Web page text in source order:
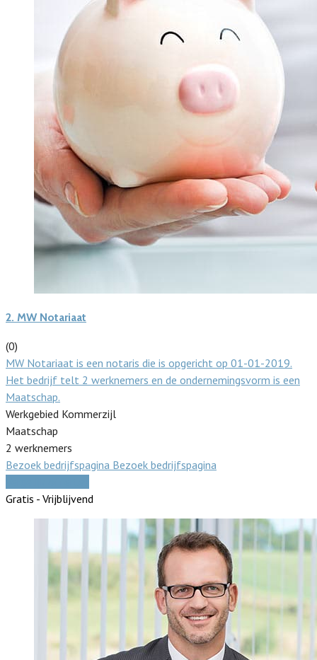
2. MW Notariaat
(0)
MW Notariaat is een notaris die is opgericht op 01-01-2019.
Het bedrijf telt 2 werknemers en de ondernemingsvorm is een
Maatschap.
Werkgebied Kommerzijl
Maatschap
2 werknemers
Bezoek bedrijfspagina Bezoek bedrijfspagina
Gratis - Vrijblijvend